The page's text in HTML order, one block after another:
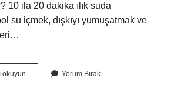
10 ila 20 dakika ılık suda
su içmek, dışkıyı yumuşatmak ve
okuyun
Basura
Yorum Bırak